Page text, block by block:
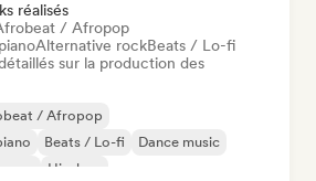
réalisés
/ Afropop
Alternative rockBeats / Lo-fi
sur la production des
/ Afropop
Beats / Lo-fi
Dance music
Hip-hop